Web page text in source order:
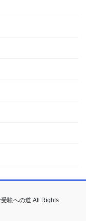
験への道 All Rights